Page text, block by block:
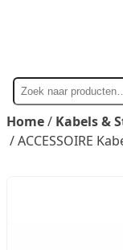
Zoek
naar
Home/ Kabels &
/ ACCESSOIRE